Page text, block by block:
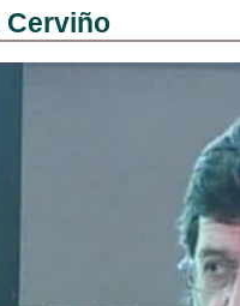
Cerviño